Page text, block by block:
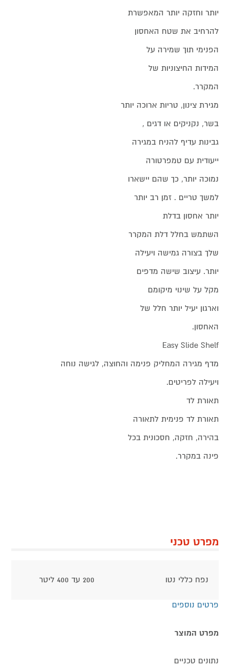
יותר וחזקה יותר המאפשרת
להרחיב את שטח האחסון
הפנימי תוך שמירה על
המידות החיצוניות של
המקרר.
מגירת צינון, טריות ארוכה יותר
בשר, נקניקים או דגים ,
גבינות עדיף להניח במגירה
ייעודית עם טמפרטורה
נמוכה יותר, כך שהם יישארו
למשך טריים . זמן רב יותר
יותר אחסון בדלת
השתמש בחלל דלת המקרר
שלך בצורה גמישה ויעילה
יותר. עיצוב שישה מדפים
מקל על שינוי מיקומם
וארגון יעיל יותר חלל של
האחסון.
Easy Slide Shelf
מדף מגירה המחליק פנימה והחוצה, לגישה נוחה
ויעילה לפריטים.
תאורת לד
תאורת לד פנימית לתאורה
בהירה, חזקה, חסכונית בכל
פינה במקרר.
מפרט טכני
נפח כללי נטו 200 עד 400 ליטר
פרטים נוספים
מפרט המוצר
נתונים טכניים